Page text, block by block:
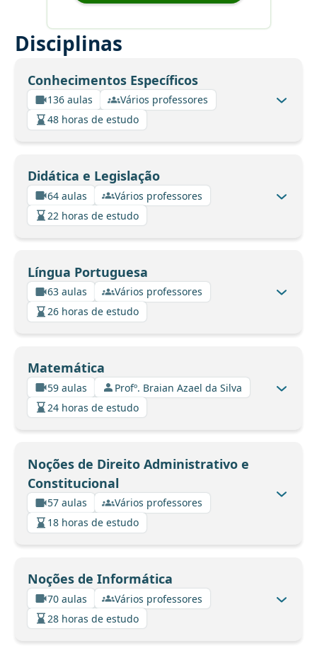
Disciplinas
Conhecimentos Específicos
136 aulas
Vários professores
48 horas de estudo
Didática e Legislação
64 aulas
Vários professores
22 horas de estudo
Língua Portuguesa
63 aulas
Vários professores
26 horas de estudo
Matemática
59 aulas
Profº. Braian Azael da Silva
24 horas de estudo
Noções de Direito Administrativo e
Constitucional
57 aulas
Vários professores
18 horas de estudo
Noções de Informática
70 aulas
Vários professores
28 horas de estudo